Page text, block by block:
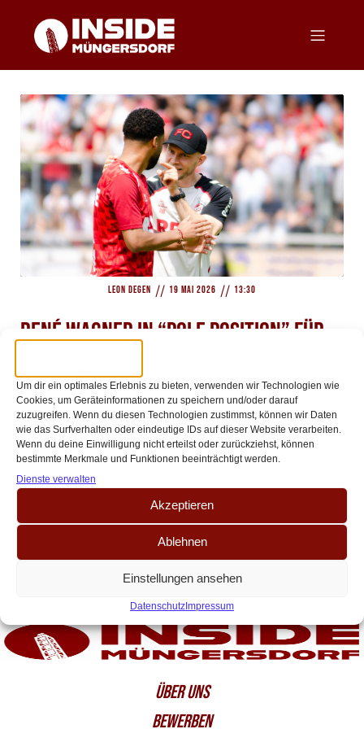
Um dir ein optimales Erlebnis zu bieten, verwenden wir Technologien wie
Cookies, um Geräteinformationen zu speichern und/oder darauf
zuzugreifen. Wenn du diesen Technologien zustimmst, können wir Daten
wie das Surfverhalten oder eindeutige IDs auf dieser Website verarbeiten.
Wenn du deine Einwilligung nicht erteilst oder zurückziehst, können
bestimmte Merkmale und Funktionen beeinträchtigt werden.
Dienste verwalten
Akzeptieren
Ablehnen
Einstellungen ansehen
DatenschutzImpressum
Leon Degen // 19 Mai 2026 // 13:30
René Wagner in “Pole Position” für
Trainerjob – 4 Außenseiter
gehandelt
Die Bundesliga-Saison 2025/26 ist vorbei, der Klassenerhalt ist geglückt.
Während sich die Spieler in den hochverdienten Sommerurlaub
verabschieden, hofft dieser Tage so manch einer noch[…]
ÜBER UNS
BEWERBEN